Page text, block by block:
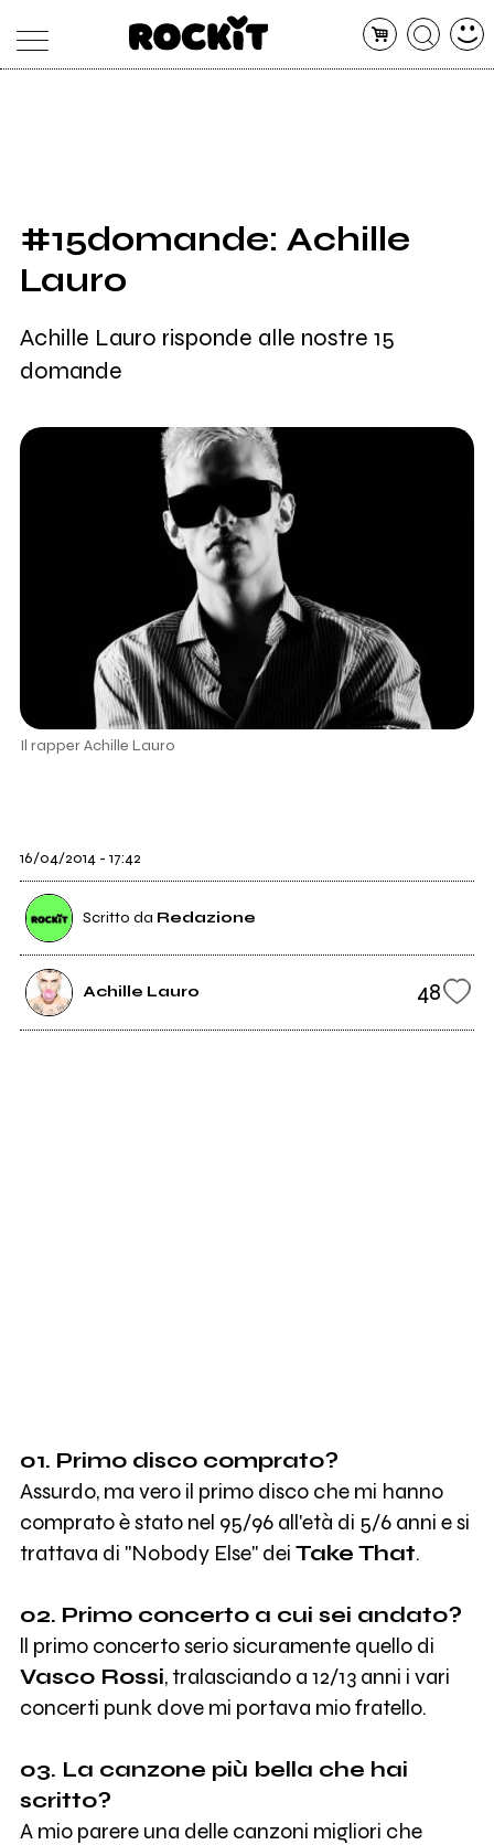
SHOP
RADIO
#15domande: Achille
Lauro
Achille Lauro risponde alle nostre 15
domande
Il rapper Achille Lauro
16/04/2014 - 17:42
Scritto da Redazione
Achille Lauro 48
01. Primo disco comprato?
Assurdo, ma vero il primo disco che mi hanno
comprato è stato nel 95/96 all'età di 5/6 anni e si
trattava di "Nobody Else" dei Take That.
02. Primo concerto a cui sei andato?
ll primo concerto serio sicuramente quello di
Vasco Rossi, tralasciando a 12/13 anni i vari
concerti punk dove mi portava mio fratello.
03. La canzone più bella che hai
scritto?
A mio parere una delle canzoni migliori che